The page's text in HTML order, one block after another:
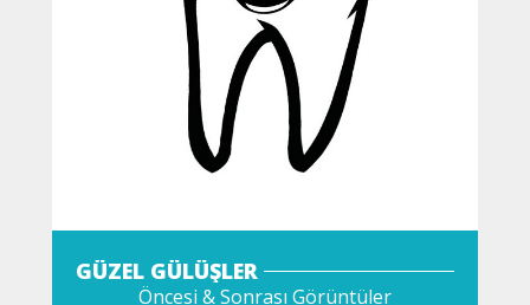
GÜZEL GÜLÜŞLER
Öncesi & Sonrası Görüntüler